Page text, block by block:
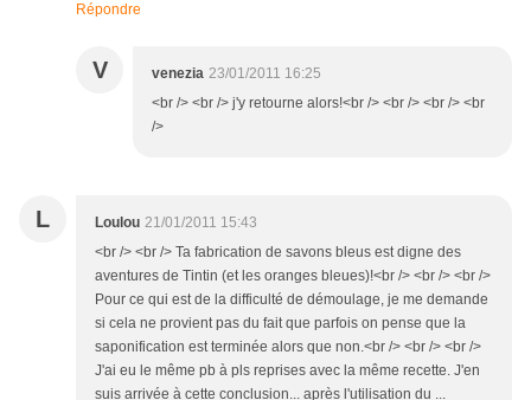
Répondre
V venezia 23/01/2011 16:25
<br /> <br /> j'y retourne alors!<br /> <br /> <br /> <br
/>
L Loulou 21/01/2011 15:43
<br /> <br /> Ta fabrication de savons bleus est digne des
aventures de Tintin (et les oranges bleues)!<br /> <br /> <br />
Pour ce qui est de la difficulté de démoulage, je me demande
si cela ne provient pas du fait que parfois on pense que la
saponification est terminée alors que non.<br /> <br /> <br />
J'ai eu le même pb à pls reprises avec la même recette. J'en
suis arrivée à cette conclusion... après l'utilisation du ...